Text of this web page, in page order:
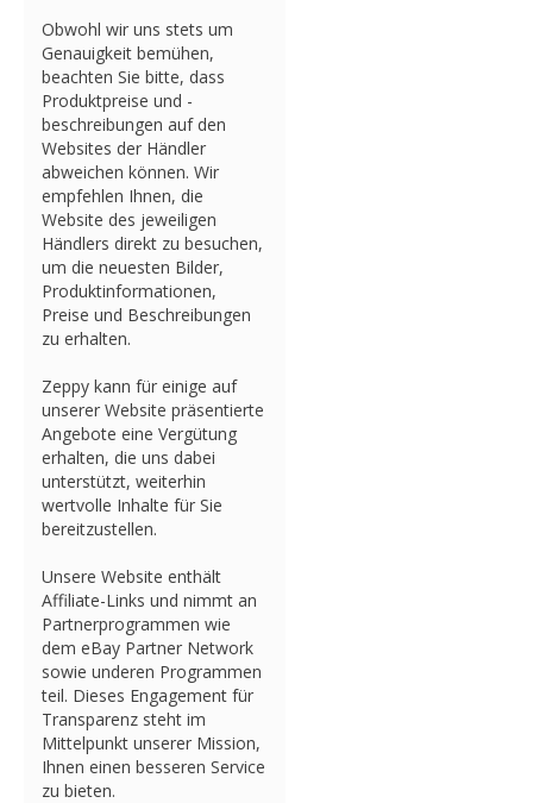
Obwohl wir uns stets um
Genauigkeit bemühen,
beachten Sie bitte, dass
Produktpreise und -
beschreibungen auf den
Websites der Händler
abweichen können. Wir
empfehlen Ihnen, die
Website des jeweiligen
Händlers direkt zu besuchen,
um die neuesten Bilder,
Produktinformationen,
Preise und Beschreibungen
zu erhalten.
Zeppy kann für einige auf
unserer Website präsentierte
Angebote eine Vergütung
erhalten, die uns dabei
unterstützt, weiterhin
wertvolle Inhalte für Sie
bereitzustellen.
Unsere Website enthält
Affiliate-Links und nimmt an
Partnerprogrammen wie
dem eBay Partner Network
sowie underen Programmen
teil. Dieses Engagement für
Transparenz steht im
Mittelpunkt unserer Mission,
Ihnen einen besseren Service
zu bieten.